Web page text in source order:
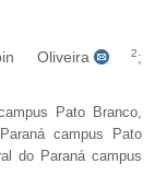
Oliveira 2;
Pato Branco,
campus Pato
do Paraná campus